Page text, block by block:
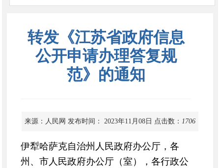
转发《江苏省政府信息
公开申请办理答复规
范》的通知
来源：人民网 发布时间： 2023年11月08日 点击数： 1706
伊犁哈萨克自治州人民政府办公厅，各
州、市人民政府办公厅（室），各行政公